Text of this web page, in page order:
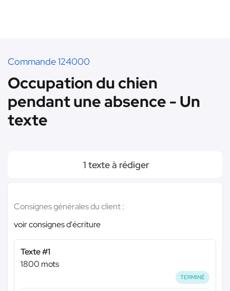
Commande 124000
Occupation du chien
pendant une absence - Un
texte
1 texte à rédiger
Consignes générales du client :
voir consignes d'écriture
Texte #1
1800 mots
TERMINÉ